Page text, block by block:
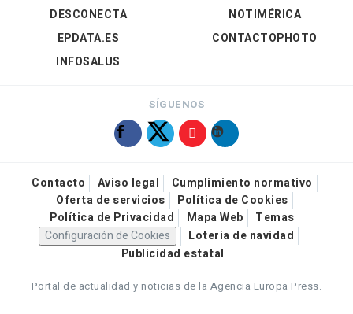
DESCONECTA
EPDATA.ES
INFOSALUS
NOTIMÉRICA
CONTACTOPHOTO
SÍGUENOS
Contacto Aviso legal
Cumplimiento normativo
Oferta de servicios
Política de Cookies
Política de Privacidad
Mapa Web
Temas
Configuración de Cookies
Loteria de navidad
Publicidad estatal
Portal de actualidad y noticias de la Agencia Europa Press.